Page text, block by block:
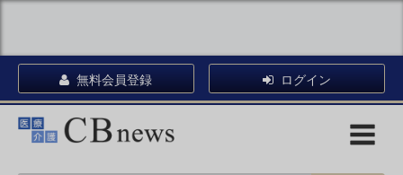
無料会員登録 ログイン